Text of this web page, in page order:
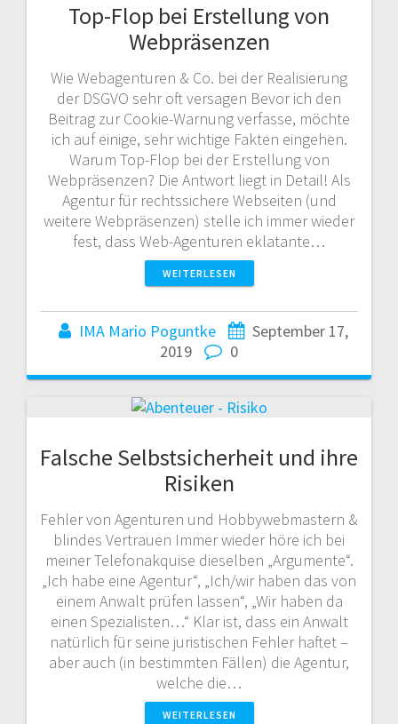
Top-Flop bei Erstellung von
Webpräsenzen
Wie Webagenturen & Co. bei der Realisierung
der DSGVO sehr oft versagen Bevor ich den
Beitrag zur Cookie-Warnung verfasse, möchte
ich auf einige, sehr wichtige Fakten eingehen.
Warum Top-Flop bei der Erstellung von
Webpräsenzen? Die Antwort liegt in Detail! Als
Agentur für rechtssichere Webseiten (und
weitere Webpräsenzen) stelle ich immer wieder
fest, dass Web-Agenturen eklatante…
WEITERLESEN
IMA Mario Poguntke
September 17,
2019
0
Falsche Selbstsicherheit und ihre
Risiken
Fehler von Agenturen und Hobbywebmastern &
blindes Vertrauen Immer wieder höre ich bei
meiner Telefonakquise dieselben „Argumente“.
„Ich habe eine Agentur“, „Ich/wir haben das von
einem Anwalt prüfen lassen“, „Wir haben da
einen Spezialisten…“ Klar ist, dass ein Anwalt
natürlich für seine juristischen Fehler haftet –
aber auch (in bestimmten Fällen) die Agentur,
welche die…
WEITERLESEN